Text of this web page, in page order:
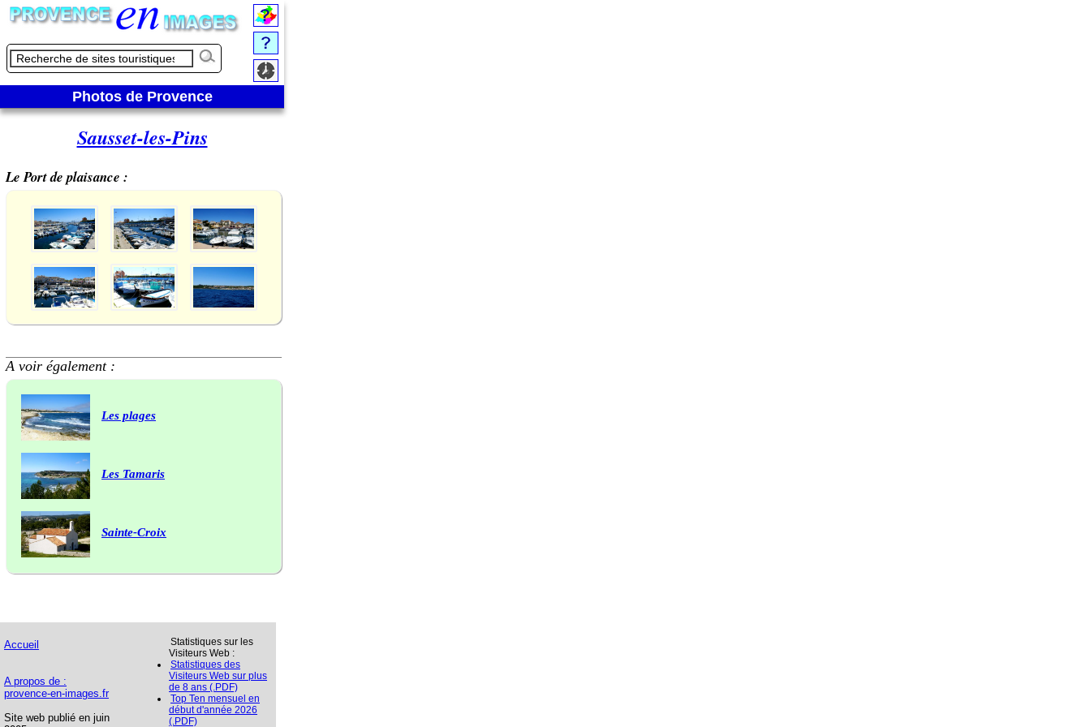
Photos de Provence
Sausset-les-Pins
Le Port de plaisance :
A voir également :
Les plages
Les Tamaris
Sainte-Croix
Accueil
A propos de :
provence-en-images.fr
Site web publié en juin
Statistiques sur les
Visiteurs Web :
Statistiques des
Visiteurs Web sur plus
de 8 ans (.PDF)
Top Ten mensuel en
début d'année 2026
(.PDF)